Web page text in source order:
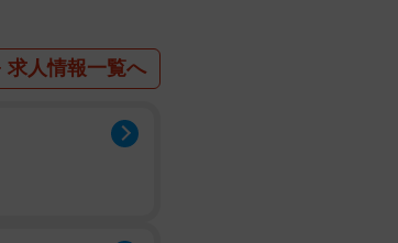
求人情報一覧へ